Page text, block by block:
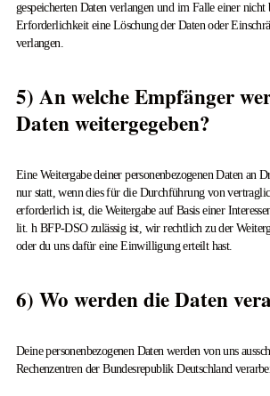
gespeicherten Daten verlangen und im Falle einer nicht
Erforderlichkeit eine Löschung der Daten oder
verlangen.
5) An welche Empfänger
Daten weitergegeben?
Eine Weitergabe deiner personenbezogenen Daten an
nur statt, wenn dies für die Durchführung von
erforderlich ist, die Weitergabe auf Basis einer
lit. h BFP-DSO zulässig ist, wir rechtlich zu der
oder du uns dafür eine Einwilligung erteilt hast.
6) Wo werden die Daten
Deine personenbezogenen Daten werden von uns
Rechenzentren der Bundesrepublik Deutschland